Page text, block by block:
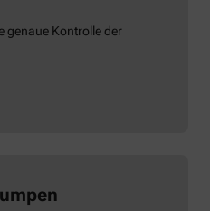
genaue Kontrolle der